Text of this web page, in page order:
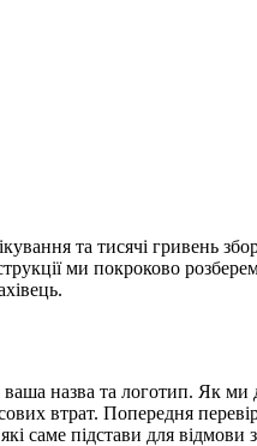
та тисячі гривень
ми покроково
назва та логотип. Як ми
втрат. Попередня
саме підстави для відмови